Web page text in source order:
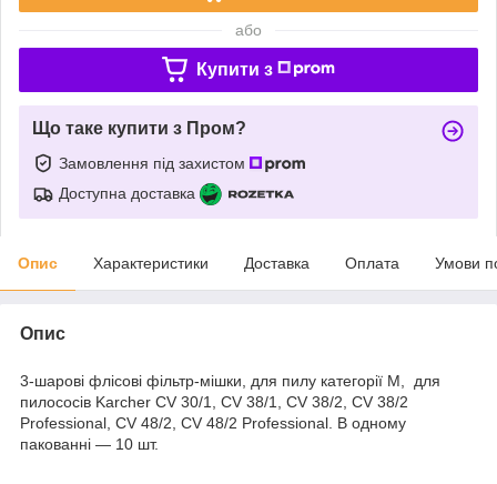
або
Купити з
Що таке купити з Пром?
Замовлення під захистом
Доступна доставка
Опис Характеристики Доставка Оплата Умови
Опис
3-шарові флісові фільтр-мішки, для пилу категорії М, для
пилососів Karcher CV 30/1, CV 38/1, CV 38/2, CV 38/2
Professional, CV 48/2, CV 48/2 Professional. В одному
пакованні — 10 шт.